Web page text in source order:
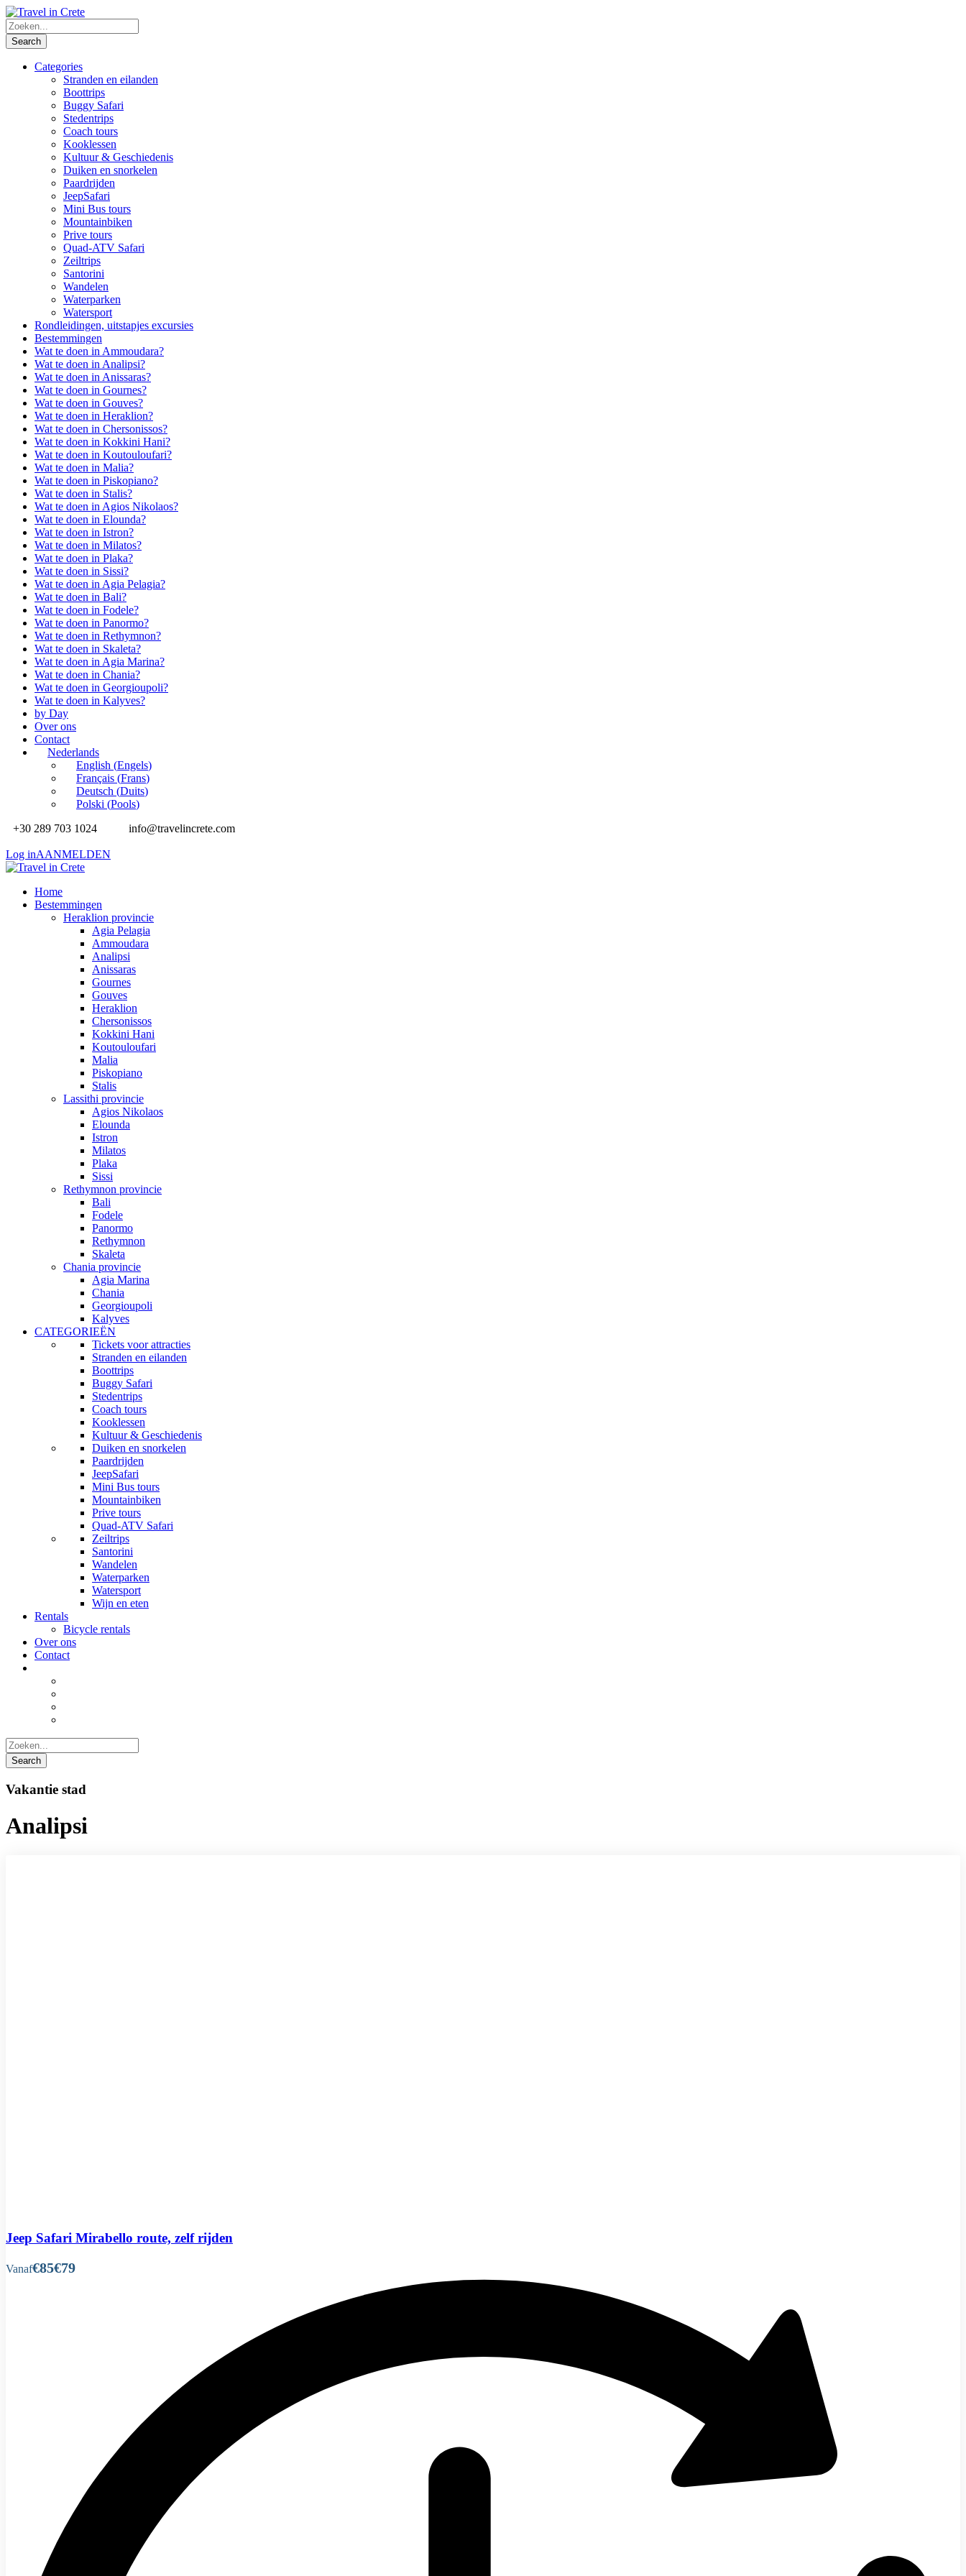
Categories
Stranden en eilanden
Boottrips
Buggy Safari
Stedentrips
Coach tours
Kooklessen
Kultuur & Geschiedenis
Duiken en snorkelen
Paardrijden
JeepSafari
Mini Bus tours
Mountainbiken
Prive tours
Quad-ATV Safari
Zeiltrips
Santorini
Wandelen
Waterparken
Watersport
Rondleidingen, uitstapjes excursies
Bestemmingen
Wat te doen in Ammoudara?
Wat te doen in Analipsi?
Wat te doen in Anissaras?
Wat te doen in Gournes?
Wat te doen in Gouves?
Wat te doen in Heraklion?
Wat te doen in Chersonissos?
Wat te doen in Kokkini Hani?
Wat te doen in Koutouloufari?
Wat te doen in Malia?
Wat te doen in Piskopiano?
Wat te doen in Stalis?
Wat te doen in Agios Nikolaos?
Wat te doen in Elounda?
Wat te doen in Istron?
Wat te doen in Milatos?
Wat te doen in Plaka?
Wat te doen in Sissi?
Wat te doen in Agia Pelagia?
Wat te doen in Bali?
Wat te doen in Fodele?
Wat te doen in Panormo?
Wat te doen in Rethymnon?
Wat te doen in Skaleta?
Wat te doen in Agia Marina?
Wat te doen in Chania?
Wat te doen in Georgioupoli?
Wat te doen in Kalyves?
by Day
Over ons
Contact
Nederlands
English (Engels)
Français (Frans)
Deutsch (Duits)
Polski (Pools)
+30 289 703 1024
info@travelincrete.com
Log inAANMELDEN
Home
Bestemmingen
Heraklion provincie
Agia Pelagia
Ammoudara
Analipsi
Anissaras
Gournes
Gouves
Heraklion
Chersonissos
Kokkini Hani
Koutouloufari
Malia
Piskopiano
Stalis
Lassithi provincie
Agios Nikolaos
Elounda
Istron
Milatos
Plaka
Sissi
Rethymnon provincie
Bali
Fodele
Panormo
Rethymnon
Skaleta
Chania provincie
Agia Marina
Chania
Georgioupoli
Kalyves
CATEGORIEËN
Tickets voor attracties
Stranden en eilanden
Boottrips
Buggy Safari
Stedentrips
Coach tours
Kooklessen
Kultuur & Geschiedenis
Duiken en snorkelen
Paardrijden
JeepSafari
Mini Bus tours
Mountainbiken
Prive tours
Quad-ATV Safari
Zeiltrips
Santorini
Wandelen
Waterparken
Watersport
Wijn en eten
Rentals
Bicycle rentals
Over ons
Contact
Vakantie stad
Analipsi
Jeep Safari Mirabello route, zelf rijden
Vanaf€85€79